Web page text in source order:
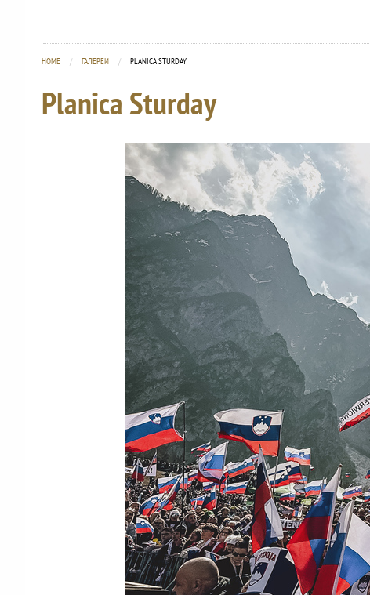
HOME ГАЛЕРЕИ CURRENT:
PLANICA STURDAY
Planica Sturday